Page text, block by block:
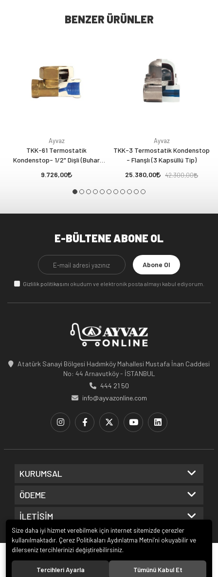
BENZER ÜRÜNLER
Ayvaz
TKK-61 Termostatik
Kondenstop- 1/2" Dişli (Buhar
9.726,00
Ayvaz
TKK-3 Termostatik Kondenstop
- Flanşlı (3 Kapsüllü Tip)
25.380,00
42.300,00
E-BÜLTENE ABONE OL
Abone Ol
Gizlilik politikasını okudum ve elektronik posta almayı kabul ediyorum.
Atatürk Sanayi Bölgesi Hadımköy Mahallesi Mustafa İnan Caddesi
No: 44 Arnavutköy - İSTANBUL
444 21 50
info@ayvazonline.com
KURUMSAL
ÖDEME
İLETİŞİM
Size daha iyi hizmet verebilmek için internet sitemizde çerezler
kullanılmaktadır. Çerez Politikaları Aydınlatma Metni’ni okuyabilir ve
dilerseniz tercihlerinizi değiştirebilirsiniz.
Tercihleri Ayarla Tümünü Kabul Et